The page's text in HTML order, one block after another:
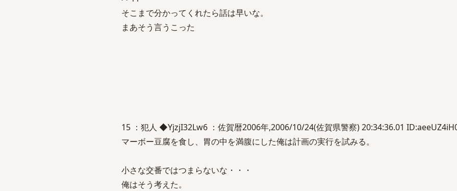
そこまで分かってくれたら話は早いな。
まあそう言うこった
15 ：犯人 ◆YjzjI32Lw6 ：佐賀暦2006年,2006/10/24(佐賀県警察) 20:34:36.01
マーボー豆腐を食し、胃の中を満腹にした俺は計画の実行を試みる。
小さな交番ではつまらないな・・・
俺はそう考えた。